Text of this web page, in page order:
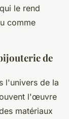
le rend
comme
de
l'univers de la
l'œuvre
matériaux